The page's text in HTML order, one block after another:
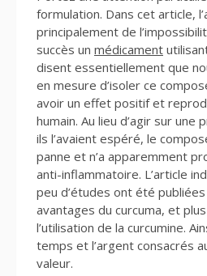
formulation. Dans cet article,
principalement de
succès un médicament
disent essentiellement que
en mesure d’isoler ce
avoir un effet positif et
humain. Au lieu d’agir sur une
ils l’avaient espéré, le
panne et n’a apparemment
anti-inflammatoire. L’article
peu d’études ont été
avantages du curcuma, et
l’utilisation de la curcumine.
temps et l’argent consacrés
valeur.